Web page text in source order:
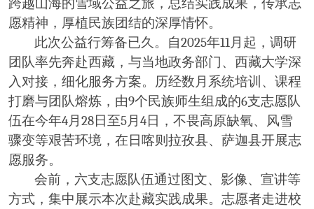
跨越山海的雪域公益之旅，总结实践成果，传承志
愿精神，厚植民族团结的深厚情怀。
此次公益行筹备已久。自2025年11月起，调研
团队率先奔赴西藏，与当地政务部门、西藏大学深
入对接，细化服务方案。历经数月系统培训、课程
打磨与团队熔炼，由9个民族师生组成的6支志愿队
伍在今年4月 28日至5月 4日，不畏高原缺氧、风雪
骤变等艰苦环境，在日喀则拉孜县、萨迦县开展志
愿服务。
会前，六支志愿队伍通过图文、影像、宣讲等
方式，集中展示本次赴藏实践成果。志愿者走进校